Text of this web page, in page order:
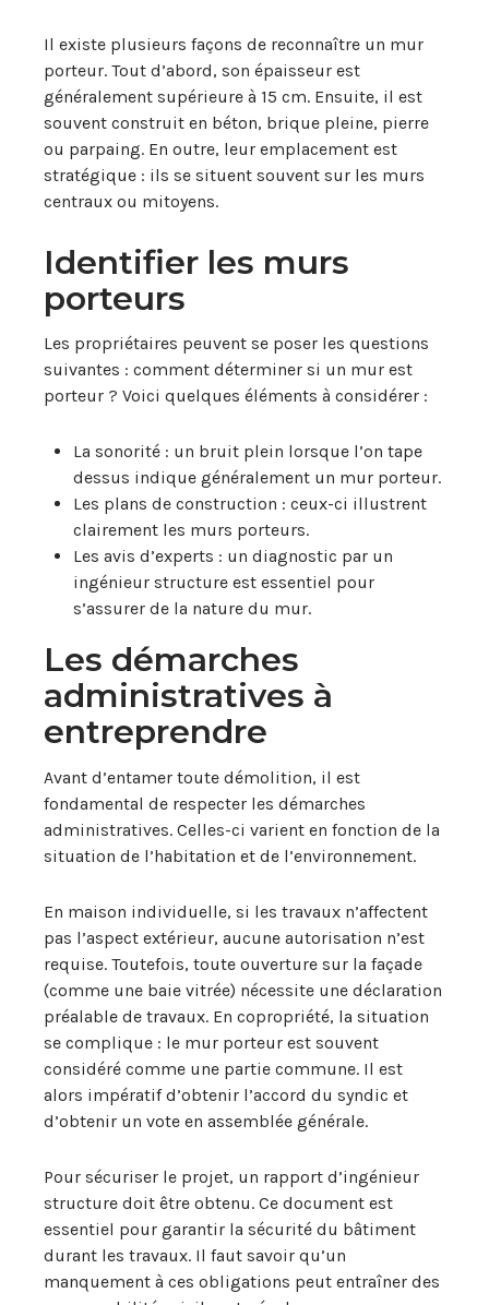
Il existe plusieurs façons de reconnaître un mur
porteur. Tout d’abord, son épaisseur est
généralement supérieure à 15 cm. Ensuite, il est
souvent construit en béton, brique pleine, pierre
ou parpaing. En outre, leur emplacement est
stratégique : ils se situent souvent sur les murs
centraux ou mitoyens.
Identifier les murs
porteurs
Les propriétaires peuvent se poser les questions
suivantes : comment déterminer si un mur est
porteur ? Voici quelques éléments à considérer :
La sonorité : un bruit plein lorsque l’on tape
dessus indique généralement un mur porteur.
Les plans de construction : ceux-ci illustrent
clairement les murs porteurs.
Les avis d’experts : un diagnostic par un
ingénieur structure est essentiel pour
s’assurer de la nature du mur.
Les démarches
administratives à
entreprendre
Avant d’entamer toute démolition, il est
fondamental de respecter les démarches
administratives. Celles-ci varient en fonction de la
situation de l’habitation et de l’environnement.
En maison individuelle, si les travaux n’affectent
pas l’aspect extérieur, aucune autorisation n’est
requise. Toutefois, toute ouverture sur la façade
(comme une baie vitrée) nécessite une déclaration
préalable de travaux. En copropriété, la situation
se complique : le mur porteur est souvent
considéré comme une partie commune. Il est
alors impératif d’obtenir l’accord du syndic et
d’obtenir un vote en assemblée générale.
Pour sécuriser le projet, un rapport d’ingénieur
structure doit être obtenu. Ce document est
essentiel pour garantir la sécurité du bâtiment
durant les travaux. Il faut savoir qu’un
manquement à ces obligations peut entraîner des